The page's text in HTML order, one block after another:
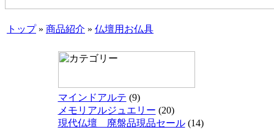
トップ» 商品紹介 » 仏壇用お仏具
マインドアルテ (9)
メモリアルジュエリー (20)
現代仏壇 廃盤品現品セール(14)